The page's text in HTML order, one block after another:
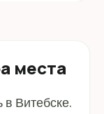
места
Витебске.